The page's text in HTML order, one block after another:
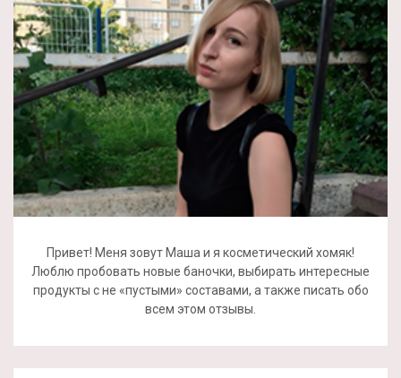
Привет! Меня зовут Маша и я косметический хомяк!
Люблю пробовать новые баночки, выбирать интересные
продукты с не «пустыми» составами, а также писать обо
всем этом отзывы.